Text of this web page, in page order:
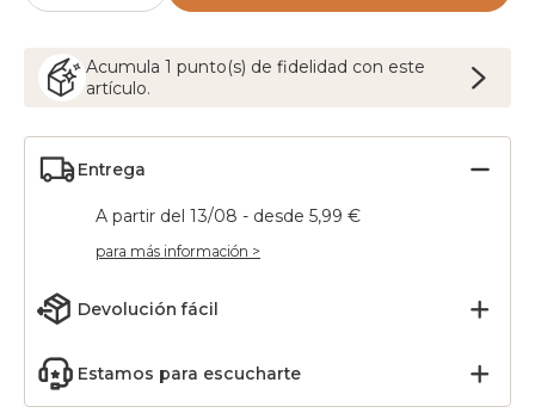
Acumula 1 punto(s) de fidelidad con este
artículo.
Entrega
A partir del 13/08 - desde 5,99 €
para más información >
Devolución fácil
Estamos para escucharte